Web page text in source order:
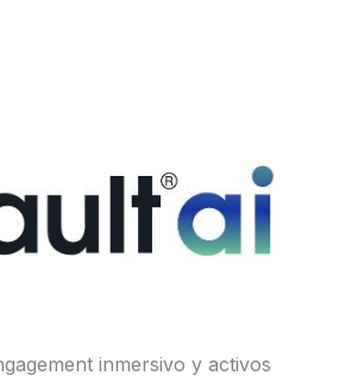
inmersivo y activos